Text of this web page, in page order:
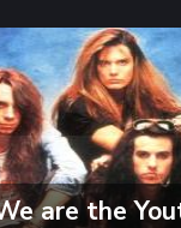
are the